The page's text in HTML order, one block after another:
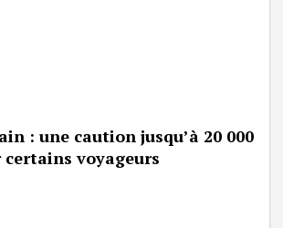
: une caution jusqu’à 20 000
voyageurs